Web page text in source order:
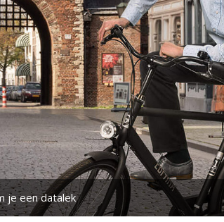
je een datalek